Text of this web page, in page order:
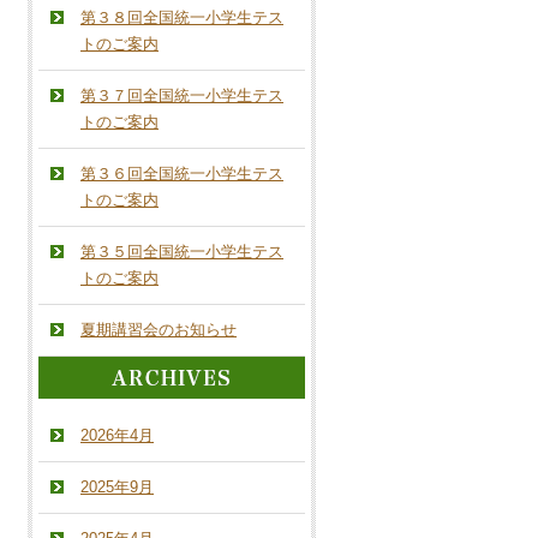
第３８回全国統一小学生テス
トのご案内
第３７回全国統一小学生テス
トのご案内
第３６回全国統一小学生テス
トのご案内
第３５回全国統一小学生テス
トのご案内
夏期講習会のお知らせ
2026年4月
2025年9月